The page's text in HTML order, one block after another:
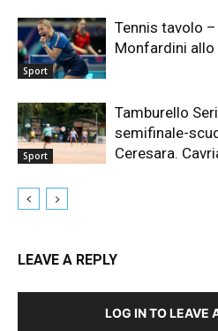
Sport
Tennis tavolo
Monfardini allo
Sport
Tamburello
semifinale-
Ceresara.
LEAVE A REPLY
LOG IN TO LEAVE